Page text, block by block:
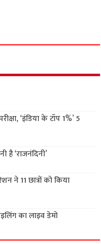
‘इंडिया के टॉप 1%’ 5
है ‘राजनंदिनी’
ने 11 छात्रों को किया
का लाइव डेमो